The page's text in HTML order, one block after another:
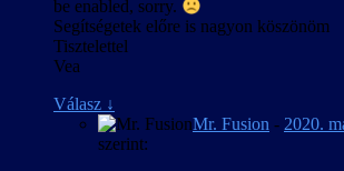
be enabled, sorry.
Segítségetek előre is nagyon köszönöm
Tisztelettel
Vea
Válasz ↓
Mr. Fusion - 2020.
szerint: